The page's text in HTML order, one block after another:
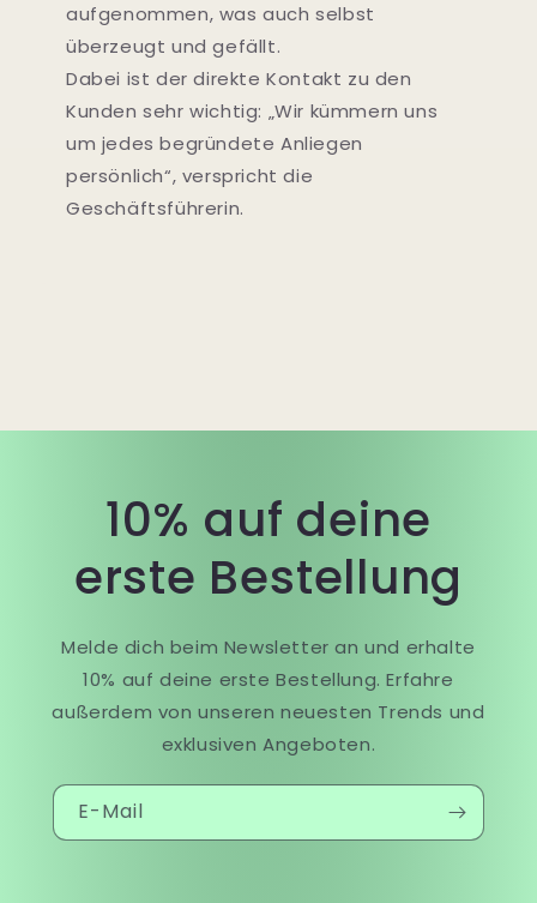
aufgenommen, was auch selbst
überzeugt und gefällt.
Dabei ist der direkte Kontakt zu den
Kunden sehr wichtig: „Wir kümmern uns
um jedes begründete Anliegen
persönlich“, verspricht die
Geschäftsführerin.
10% auf deine
erste Bestellung
Melde dich beim Newsletter an und erhalte
10% auf deine erste Bestellung. Erfahre
außerdem von unseren neuesten Trends und
exklusiven Angeboten.
E-Mail